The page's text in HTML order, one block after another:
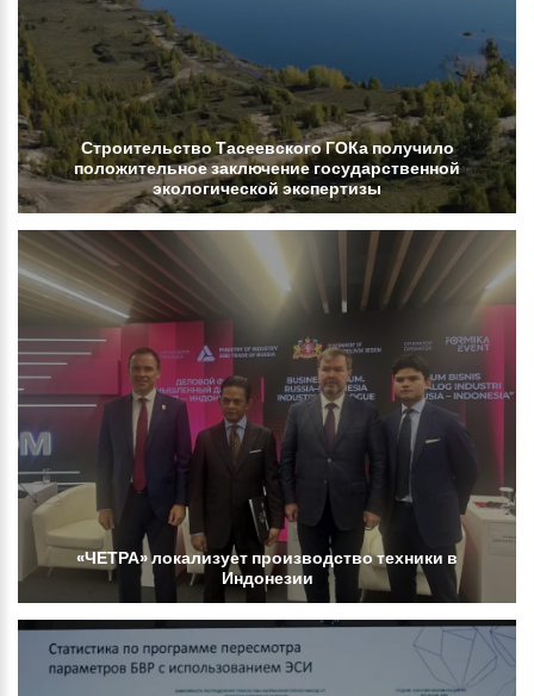
СтроительствоТасеевскогоГОКаполучило
положительноезаключениегосударственной
экологической экспертизы
«ЧЕТРА»локализует производствотехники в
Индонезии